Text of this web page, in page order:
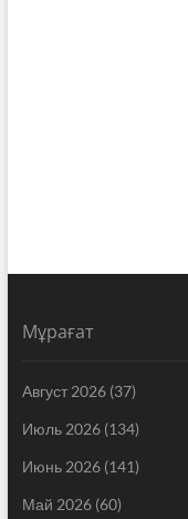
Мұрағат
Август 2026(37)
Июль 2026(134)
Июнь 2026(141)
Май 2026(60)